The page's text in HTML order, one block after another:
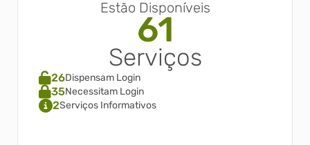
Estão Disponíveis
61
Serviços
26Dispensam Login
35Necessitam Login
2Serviços Informativos